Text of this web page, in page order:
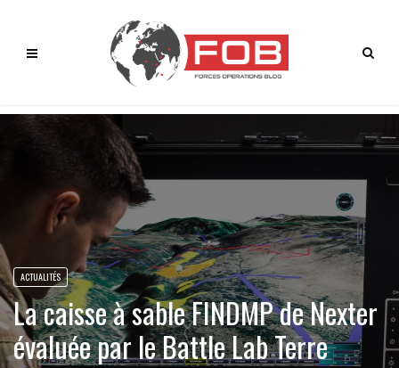
ACTUALITÉS
La caisse à sable FINDMP de Nexter
évaluée par le Battle Lab Terre